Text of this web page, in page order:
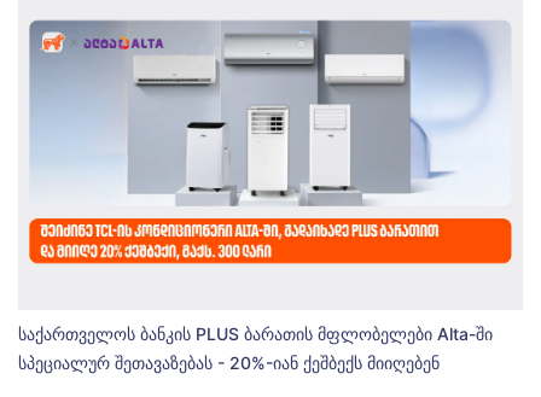
საქართველოს ბანკის PLUS ბარათის მფლობელები Alta-ში
სპეციალურ შეთავაზებას - 20%-იან ქეშბექს მიიღებენ